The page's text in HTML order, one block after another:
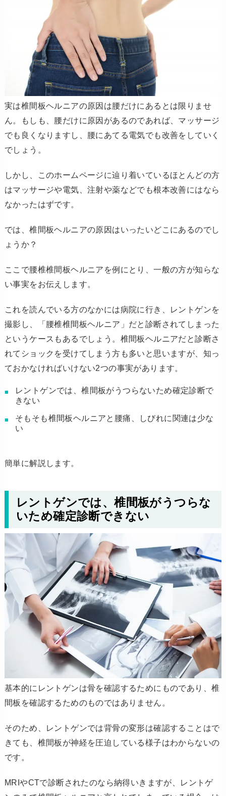
実は椎間板ヘルニアの原因は腰だけにあるとは限りませ
ん。もしも、腰だけに原因があるのであれば、マッサージ
でも良くなりますし、腰にあてる電気でも改善をしていく
でしょう。
しかし、このホームページに辿り着いているほとんどの方
はマッサージや電気、注射や薬などでも根本改善にはなら
なかったはずです。
では、椎間板ヘルニアの原因はいったいどこにあるのでし
ょうか？
ここで腰椎椎間板ヘルニアを例にとり、一般の方が知らな
い事実をお伝えします。
これを読んでいる方のなかには病院に行き、レントゲンを
撮影し、「腰椎椎間板ヘルニア」だと診断されてしまった
というケースもあるでしょう。椎間板ヘルニアだと診断さ
れてショックを受けてしまう方も多いと思いますが、知っ
ておかなければいけない2つの事実があります。
レントゲンでは、椎間板がうつらないため確定診断で
きない
そもそも椎間板ヘルニアと腰痛、しびれに関連は少な
い
簡単に解説します。
レントゲンでは、椎間板がうつらな
いため確定診断できない
基本的にレントゲンは骨を確認するためにものであり、椎
間板を確認するためのものではありません。
そのため、レントゲンでは背骨の変形は確認することはで
きても、椎間板が神経を圧迫している様子はわからないの
です。
MRIやCTで診断されたのなら納得いきますが、レントゲ